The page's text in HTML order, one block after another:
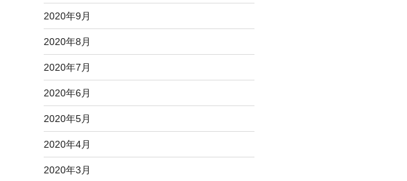
2020年9月
2020年8月
2020年7月
2020年6月
2020年5月
2020年4月
2020年3月